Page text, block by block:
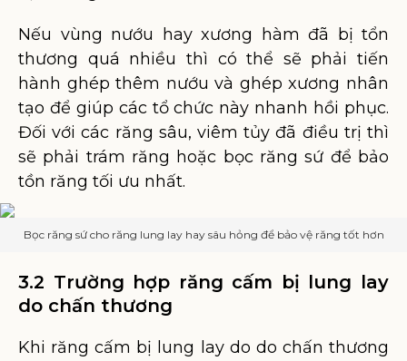
Nếu vùng nướu hay xương hàm đã bị tổn
thương quá nhiều thì có thể sẽ phải tiến
hành ghép thêm nướu và ghép xương nhân
tạo để giúp các tổ chức này nhanh hồi phục.
Đối với các răng sâu, viêm tủy đã điều trị thì
sẽ phải trám răng hoặc bọc răng sứ để bảo
tồn răng tối ưu nhất.
Bọc răng sứ cho răng lung lay hay sâu hỏng để bảo vệ răng tốt hơn
3.2 Trường hợp răng cấm bị lung lay
do chấn thương
Khi răng cấm bị lung lay do do chấn thương